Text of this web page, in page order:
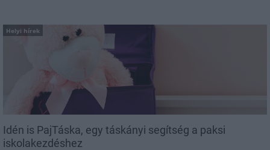
Helyi hírek
Idén is PajTáska, egy táskányi segítség a paksi
iskolakezdéshez